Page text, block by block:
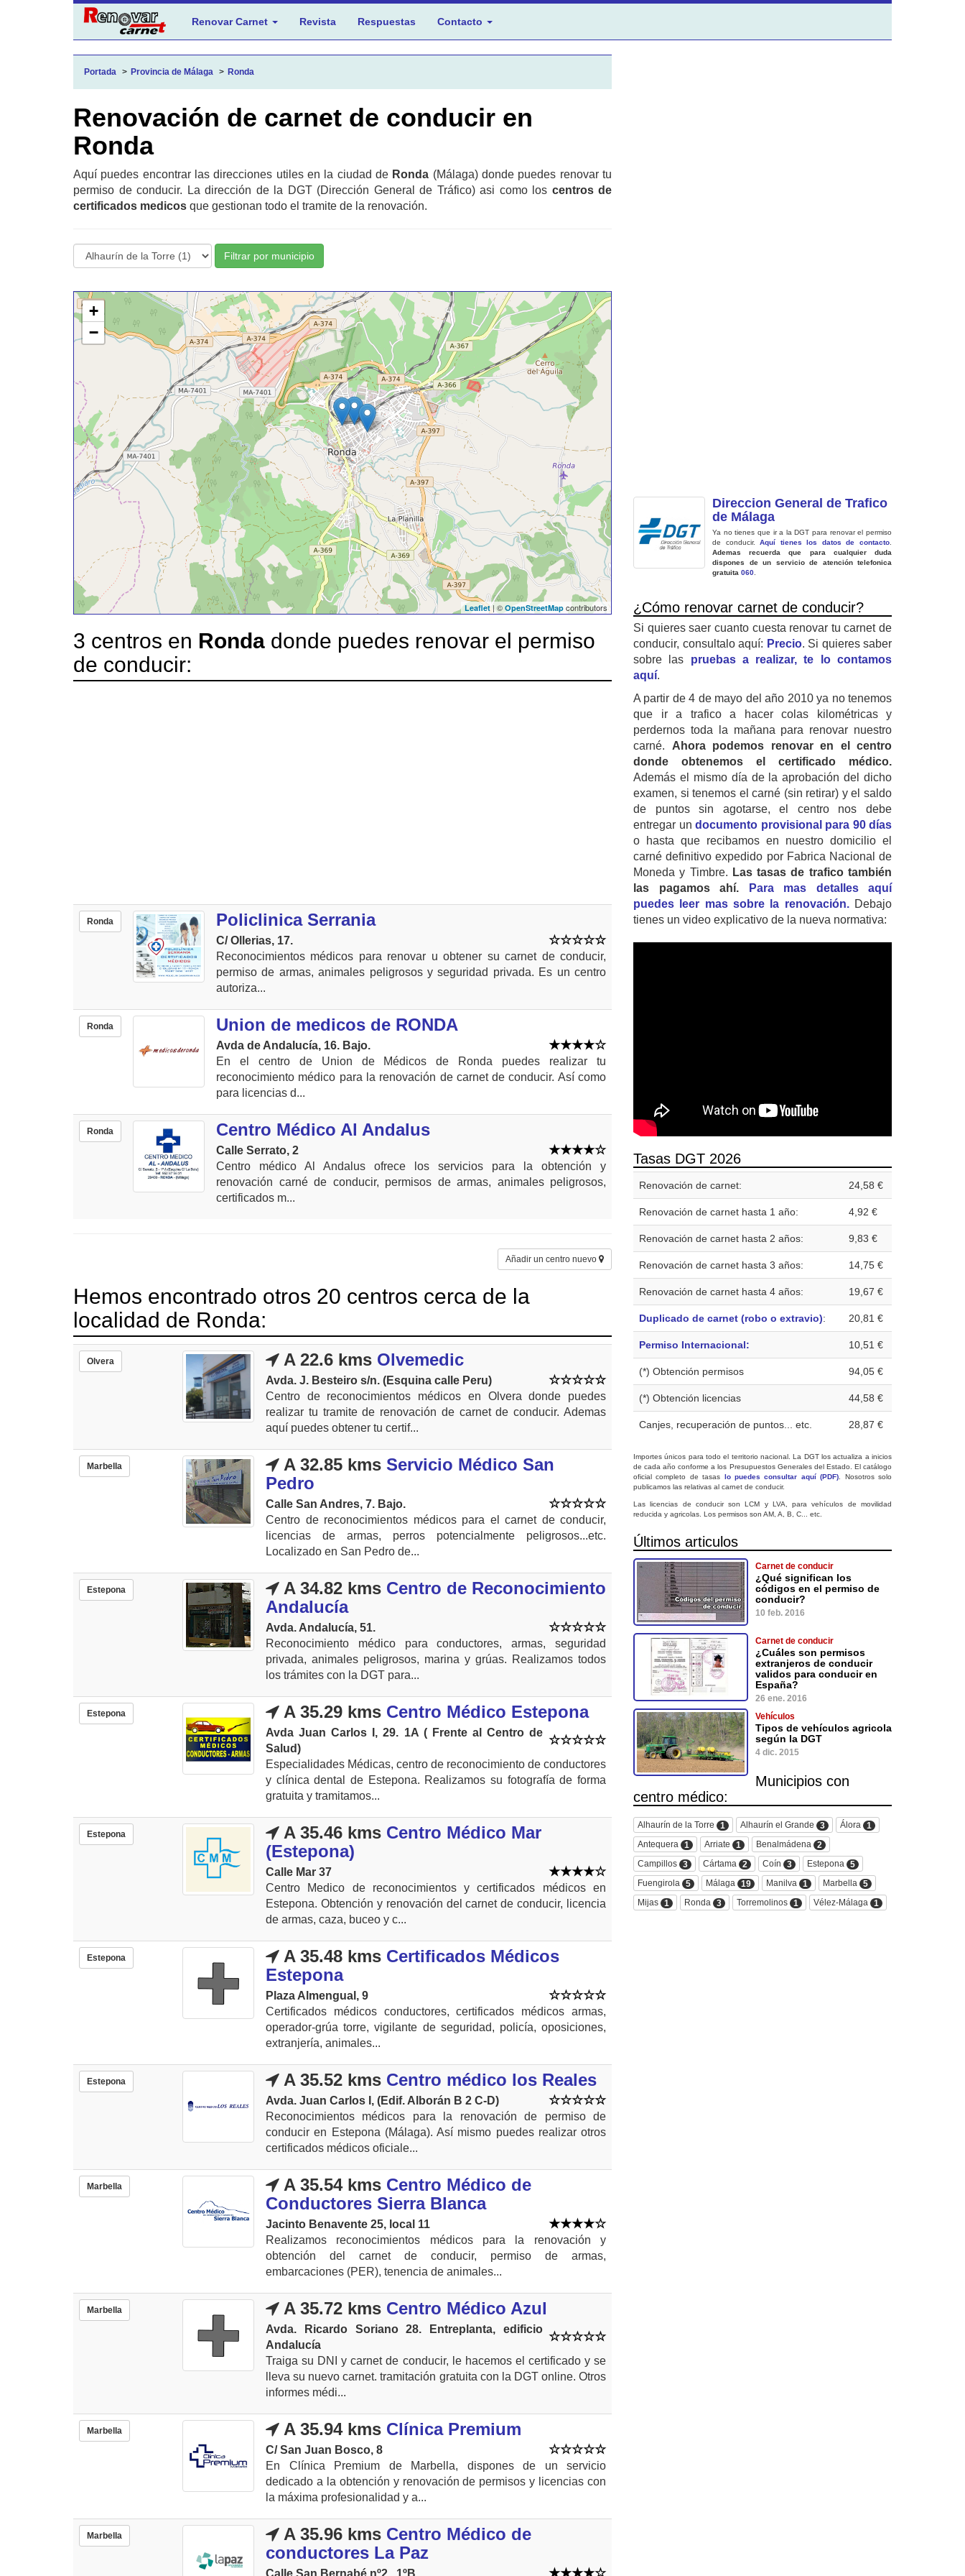
Renovar Carnet Revista Respuestas Contacto
Portada Provincia de Málaga Ronda
Renovación de carnet de conducir en
Ronda
Aquí puedes encontrar las direcciones utiles en la ciudad de Ronda (Málaga) donde puedes renovar tu
permiso de conducir. La dirección de la DGT (Dirección General de Tráfico) asi como los centros de
certificados medicos que gestionan todo el tramite de la renovación.
Filtrar por municipio
+
−
Leaflet| © OpenStreetMap contributors
3 centros en Ronda donde puedes renovar el permiso
de conducir:
Ronda Policlinica Serrania
C/ Ollerias, 17.
Reconocimientos médicos para renovar u obtener su carnet de conducir,
permiso de armas, animales peligrosos y seguridad privada. Es un centro
autoriza...
Ronda Union de medicos de RONDA
Avda de Andalucía, 16. Bajo.
En el centro de Union de Médicos de Ronda puedes realizar tu
reconocimiento médico para la renovación de carnet de conducir. Así como
para licencias d...
Ronda Centro Médico Al Andalus
Calle Serrato, 2
Centro médico Al Andalus ofrece los servicios para la obtención y
renovación carné de conducir, permisos de armas, animales peligrosos,
certificados m...
Añadir un centro nuevo
Hemos encontrado otros 20 centros cerca de la
localidad de Ronda:
Olvera A 22.6 kms Olvemedic
Avda. J. Besteiro s/n. (Esquina calle Peru)
Centro de reconocimientos médicos en Olvera donde puedes
realizar tu tramite de renovación de carnet de conducir. Ademas
aquí puedes obtener tu certif...
Marbella A 32.85 kms Servicio Médico San
Pedro
Calle San Andres, 7. Bajo.
Centro de reconocimientos médicos para el carnet de conducir,
licencias de armas, perros potencialmente peligrosos...etc.
Localizado en San Pedro de...
Estepona A 34.82 kms Centro de Reconocimiento
Andalucía
Avda. Andalucía, 51.
Reconocimiento médico para conductores, armas, seguridad
privada, animales peligrosos, marina y grúas. Realizamos todos
los trámites con la DGT para...
Estepona A 35.29 kms Centro Médico Estepona
Avda Juan Carlos I, 29. 1A ( Frente al Centro de
Salud)
Especialidades Médicas, centro de reconocimiento de conductores
y clínica dental de Estepona. Realizamos su fotografía de forma
gratuita y tramitamos...
Estepona A 35.46 kms Centro Médico Mar
(Estepona)
Calle Mar 37
Centro Medico de reconocimientos y certificados médicos en
Estepona. Obtención y renovación del carnet de conducir, licencia
de armas, caza, buceo y c...
Estepona A 35.48 kms Certificados Médicos
Estepona
Plaza Almengual, 9
Certificados médicos conductores, certificados médicos armas,
operador-grúa torre, vigilante de seguridad, policía, oposiciones,
extranjería, animales...
Estepona A 35.52 kms Centro médico los Reales
Avda. Juan Carlos I, (Edif. Alborán B 2 C-D)
Reconocimientos médicos para la renovación de permiso de
conducir en Estepona (Málaga). Así mismo puedes realizar otros
certificados médicos oficiale...
Marbella A 35.54 kms Centro Médico de
Conductores Sierra Blanca
Jacinto Benavente 25, local 11
Realizamos reconocimientos médicos para la renovación y
obtención del carnet de conducir, permiso de armas,
embarcaciones (PER), tenencia de animales...
Marbella A 35.72 kms Centro Médico Azul
Avda. Ricardo Soriano 28. Entreplanta, edificio
Andalucía
Traiga su DNI y carnet de conducir, le hacemos el certificado y se
lleva su nuevo carnet. tramitación gratuita con la DGT online. Otros
informes médi...
Marbella A 35.94 kms Clínica Premium
C/ San Juan Bosco, 8
En Clínica Premium de Marbella, dispones de un servicio
dedicado a la obtención y renovación de permisos y licencias con
la máxima profesionalidad y a...
Marbella A 35.96 kms Centro Médico de
conductores La Paz
Calle San Bernabé nº2 , 1ºB
Direccion General de Trafico
de Málaga
Ya no tienes que ir a la DGT para renovar el permiso
de conducir.Aquí tienes los datos de contacto
Ademas recuerda que para cualquier duda
dispones de un servicio de atención telefonica
gratuita 060
¿Cómo renovar carnet de conducir?
Si quieres saer cuanto cuesta renovar tu carnet de
conducir, consultalo aquí: Precio. Si quieres saber
sobre las pruebas a realizar, te lo contamos
aquí.
A partir de 4 de mayo del año 2010 ya no tenemos
que ir a trafico a hacer colas kilométricas y
perdernos toda la mañana para renovar nuestro
carné. Ahora podemos renovar en el centro
donde obtenemos el certificado médico.
Además el mismo día de la aprobación del dicho
examen, si tenemos el carné (sin retirar) y el saldo
de puntos sin agotarse, el centro nos debe
entregar un documento provisional para 90 días
o hasta que recibamos en nuestro domicilio el
carné definitivo expedido por Fabrica Nacional de
Moneda y Timbre. Las tasas de trafico también
las pagamos ahí.
Para mas detalles aquí
puedes leer mas sobre la renovación.Debajo
tienes un video explicativo de la nueva normativa:
Tasas DGT 2026
Renovación de carnet: 24,58 €
Renovación de carnet hasta 1 año: 4,92 €
Renovación de carnet hasta 2 años: 9,83 €
Renovación de carnet hasta 3 años: 14,75 €
Renovación de carnet hasta 4 años: 19,67 €
Duplicado de carnet (robo o extravio): 20,81 €
Permiso Internacional: 10,51 €
(*) Obtención permisos 94,05 €
(*) Obtención licencias 44,58 €
Canjes, recuperación de puntos... etc. 28,87 €
Importes únicos para todo el territorio nacional. La DGT los actualiza a inicios
de cada año conforme a los Presupuestos Generales del Estado. El catálogo
oficial completo de tasas lo puedes consultar aquí (PDF) . Nosotros solo
publicamos las relativas al carnet de conducir.
Las licencias de conducir son LCM y LVA, para vehículos de movilidad
reducida y agricolas. Los permisos son AM, A, B, C... etc.
Últimos articulos
Carnet de conducir
¿Qué significan los
códigos en el permiso de
conducir?
10 feb. 2016
Carnet de conducir
¿Cuáles son permisos
extranjeros de conducir
validos para conducir en
España?
26 ene. 2016
Vehículos
Tipos de vehículos agricola
según la DGT
4 dic. 2015
Municipios con
centro médico:
Alhaurín de la Torre 1 Alhaurín el Grande 3 Álora
1
Antequera
1 Arriate 1 Benalmádena
2
Campillos 3 Cártama 2 Coín 3 Estepona
5
Fuengirola
5 Málaga 19 Manilva 1 Marbella
5
Mijas 1 Ronda 3 Torremolinos 1 Vélez-Málaga 1